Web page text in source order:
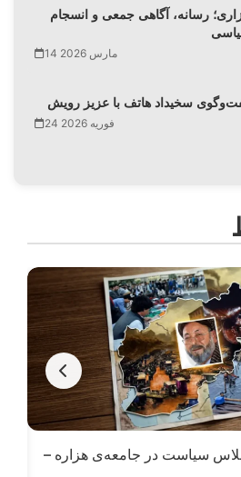
رسانه، آگاهی جمعی و انسجام
14 مارس 2026
سخیداد هاتف با عزیز رویش
24 فوریه 2026
ملاس سیاست در جامعه‌ی هزاره –